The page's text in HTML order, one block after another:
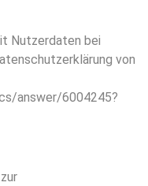
Nutzerdaten bei
von
answer/6004245?